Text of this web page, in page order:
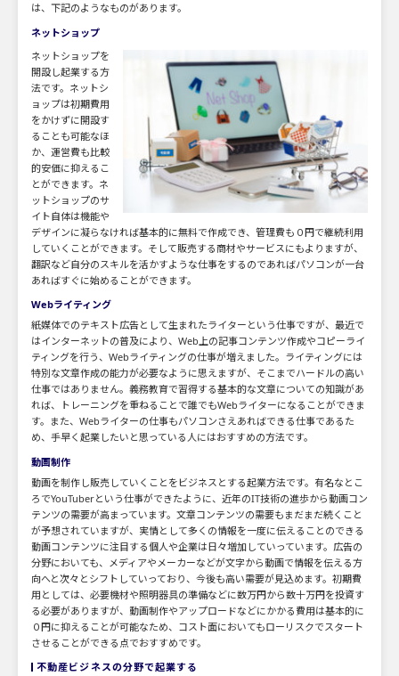
は、下記のようなものがあります。
ネットショップ
ネットショップを
開設し起業する方
法です。ネットシ
ョップは初期費用
をかけずに開設す
ることも可能なほ
か、運営費も比較
的安価に抑えるこ
とができます。ネ
ットショップのサ
イト自体は機能や
デザインに凝らなければ基本的に無料で作成でき、管理費も０円で継続利用
していくことができます。そして販売する商材やサービスにもよりますが、
翻訳など自分のスキルを活かすような仕事をするのであればパソコンが一台
あればすぐに始めることができます。
Webライティング
紙媒体でのテキスト広告として生まれたライターという仕事ですが、最近で
はインターネットの普及により、Web上の記事コンテンツ作成やコピーライ
ティングを行う、Webライティングの仕事が増えました。ライティングには
特別な文章作成の能力が必要なように思えますが、そこまでハードルの高い
仕事ではありません。義務教育で習得する基本的な文章についての知識があ
れば、トレーニングを重ねることで誰でもWebライターになることができま
す。また、Webライターの仕事もパソコンさえあればできる仕事であるた
め、手早く起業したいと思っている人にはおすすめの方法です。
動画制作
動画を制作し販売していくことをビジネスとする起業方法です。有名なとこ
ろでYouTuberという仕事ができたように、近年のIT技術の進歩から動画コン
テンツの需要が高まっています。文章コンテンツの需要もまだまだ続くこと
が予想されていますが、実情として多くの情報を一度に伝えることのできる
動画コンテンツに注目する個人や企業は日々増加していっています。広告の
分野においても、メディアやメーカーなどが文字から動画で情報を伝える方
向へと次々とシフトしていっており、今後も高い需要が見込めます。初期費
用としては、必要機材や照明器具の準備などに数万円から数十万円を投資す
る必要がありますが、動画制作やアップロードなどにかかる費用は基本的に
０円に抑えることが可能なため、コスト面においてもローリスクでスタート
させることができる点でおすすめです。
不動産ビジネスの分野で起業する